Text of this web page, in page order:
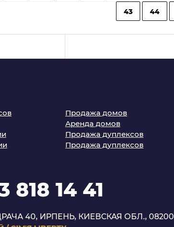
43 44
Продажа домов
Аренда домов
Продажа дуплексов
Продажа дуплексов
818 14 41
40, ИРПЕНЬ, КИЕВСКАЯ ОБЛ., 08200